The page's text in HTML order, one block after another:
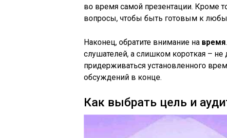
во время самой презентации. Кроме
вопросы, чтобы быть готовым к
Наконец, обратите внимание на время
слушателей, а слишком короткая – не
придерживаться установленного
обсуждений в конце.
Как выбрать цель и